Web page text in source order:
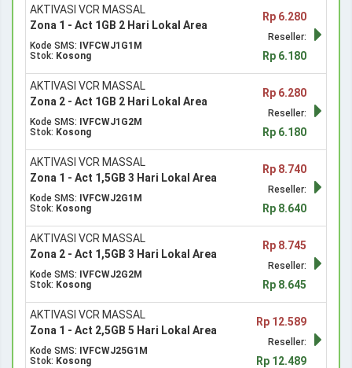
AKTIVASI VCR MASSAL
Zona 1 - Act 1GB 2 Hari Lokal Area
Kode SMS: IVFCWJ1G1M
Stok: Kosong
Rp 6.280
Reseller:
Rp 6.180
AKTIVASI VCR MASSAL
Zona 2 - Act 1GB 2 Hari Lokal Area
Kode SMS: IVFCWJ1G2M
Stok: Kosong
Rp 6.280
Reseller:
Rp 6.180
AKTIVASI VCR MASSAL
Zona 1 - Act 1,5GB 3 Hari Lokal Area
Kode SMS: IVFCWJ2G1M
Stok: Kosong
Rp 8.740
Reseller:
Rp 8.640
AKTIVASI VCR MASSAL
Zona 2 - Act 1,5GB 3 Hari Lokal Area
Kode SMS: IVFCWJ2G2M
Stok: Kosong
Rp 8.745
Reseller:
Rp 8.645
AKTIVASI VCR MASSAL
Zona 1 - Act 2,5GB 5 Hari Lokal Area
Kode SMS: IVFCWJ25G1M
Stok: Kosong
Rp 12.589
Reseller:
Rp 12.489